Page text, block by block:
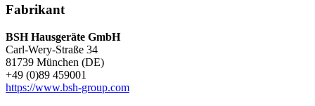
Fabrikant
BSH Hausgeräte GmbH
Carl-Wery-Straße 34
81739 München (DE)
+49 (0)89 459001
https://www.bsh-group.com